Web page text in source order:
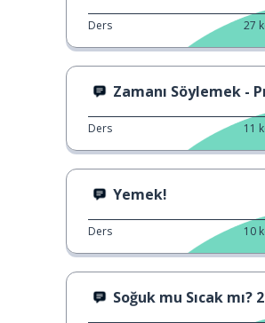
Ders 27
Zamanı Söylemek -
Ders 11
Yemek!
Ders 10
Soğuk mu Sıcak mı? 2